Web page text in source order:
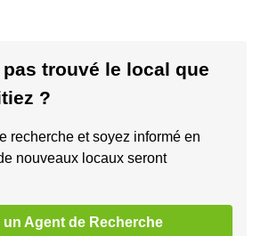
trouvé le local que
?
recherche et soyez informé en
nouveaux locaux seront
un Agent de Recherche